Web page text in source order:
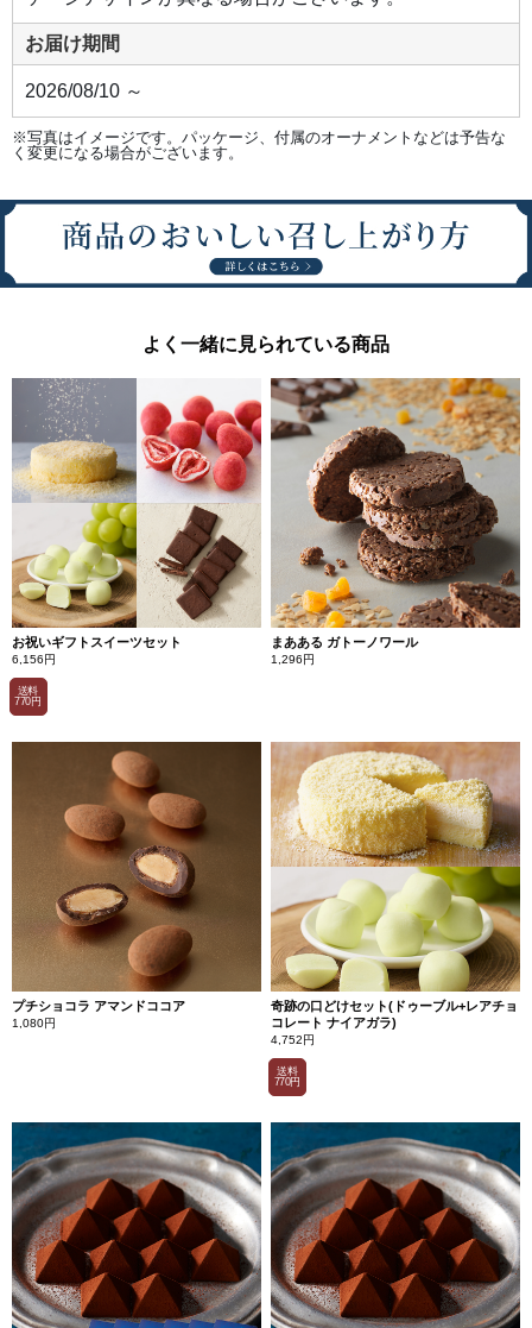
お届け期間
2026/08/10 ～
※写真はイメージです。パッケージ、付属のオーナメントなどは予告な
く変更になる場合がございます。
よく一緒に見られている商品
お祝いギフトスイーツセット
6,156円
送料
770円
まあある ガトーノワール
1,296円
プチショコラ アマンドココア
1,080円
奇跡の口どけセット(ドゥーブル+レアチョ
コレート ナイアガラ)
4,752円
送料
770円